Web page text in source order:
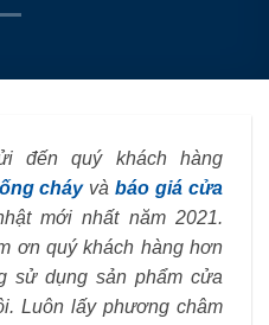
đến quý khách hàng
cháyvàbáo giá cửa
mới nhất năm 2021.
ơn quý khách hàng hơn
sử dụng sản phẩm cửa
Luôn lấy phương châm